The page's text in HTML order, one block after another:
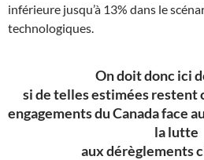
inférieure jusqu’à 13% dans le
technologiques.
On doit donc ici
si de telles estimées restent
engagements duCanadaface
la lutte
aux dérèglements